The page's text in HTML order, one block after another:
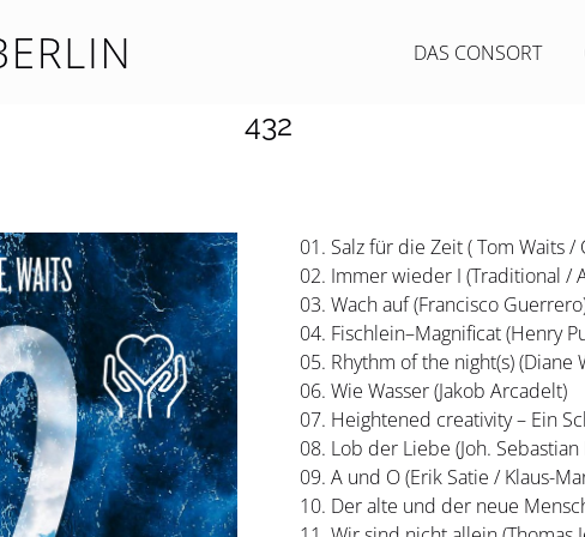
DAS CONSORT
432
01. Salz für die Zeit ( Tom Waits /
02. Immer wieder I (Traditional /
03. Wach auf (Francisco
04. Fischlein–Magnificat (Henry
05. Rhythm of the night(s)
06. Wie Wasser (Jakob Arcadelt)
07. Heightened creativity – Ein
08. Lob der Liebe (Joh.
09. A und O (Erik Satie / Klaus-
10. Der alte und der neue